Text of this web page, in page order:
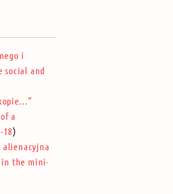
i
social and
a
18)
alienacyjna
in the mini-